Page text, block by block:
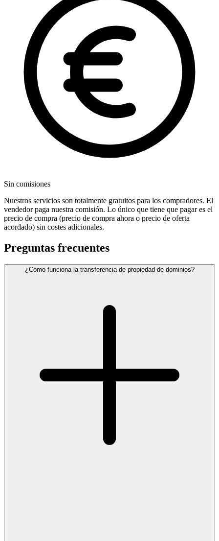
Sin comisiones
Nuestros servicios son totalmente gratuitos para los compradores. El
vendedor paga nuestra comisión. Lo único que tiene que pagar es el
precio de compra (precio de compra ahora o precio de oferta
acordado) sin costes adicionales.
Preguntas frecuentes
¿Cómo funciona la transferencia de propiedad de dominios?